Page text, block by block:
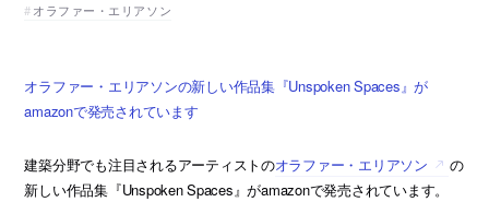
オラファー・エリアソン
オラファー・エリアソンの新しい作品集『Unspoken Spaces』が
amazonで発売されています
建築分野でも注目されるアーティストのオラファー・エリアソン
の
新しい作品集『Unspoken Spaces』がamazonで発売されています。